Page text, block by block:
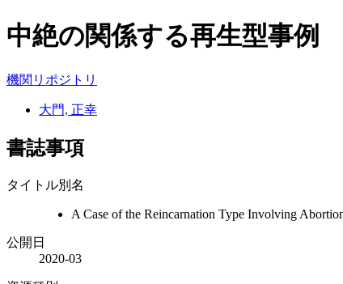
中絶の関係する再生型事例
機関リポジトリ
大門, 正幸
書誌事項
タイトル別名
A Case of the Reincarnation Type Involving
公開日
2020-03